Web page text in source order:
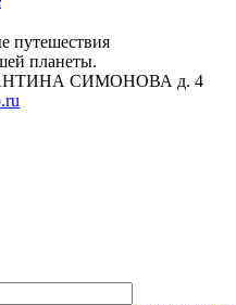
путешествия
планеты.
СИМОНОВА д. 4